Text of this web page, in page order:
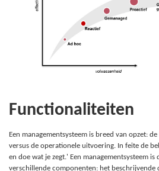
Functionaliteiten
Een managementsysteem is breed van opzet:
versus de operationele uitvoering. In feite de
en doe wat je zegt.' Een managementsysteem
verschillende componenten: het beschrijvende